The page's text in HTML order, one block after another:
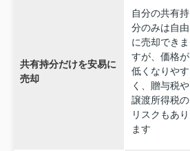
共有持分だけを安易に
売却
自分の共有持
分のみは自由
に売却できま
すが、価格が
低くなりやす
く、贈与税や
譲渡所得税の
リスクもあり
ます